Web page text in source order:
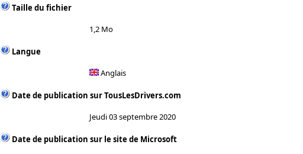
Taille du fichier
1,2 Mo
Langue
Anglais
Date de publication sur TousLesDrivers.com
Jeudi 03 septembre 2020
Date de publication sur le site de Microsoft